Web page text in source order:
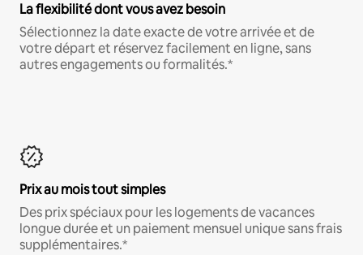
La flexibilité dont vous avez besoin
Sélectionnez la date exacte de votre arrivée et de
votre départ et réservez facilement en ligne, sans
autres engagements ou formalités.*
Prix au mois tout simples
Des prix spéciaux pour les logements de vacances
longue durée et un paiement mensuel unique sans frais
supplémentaires.*